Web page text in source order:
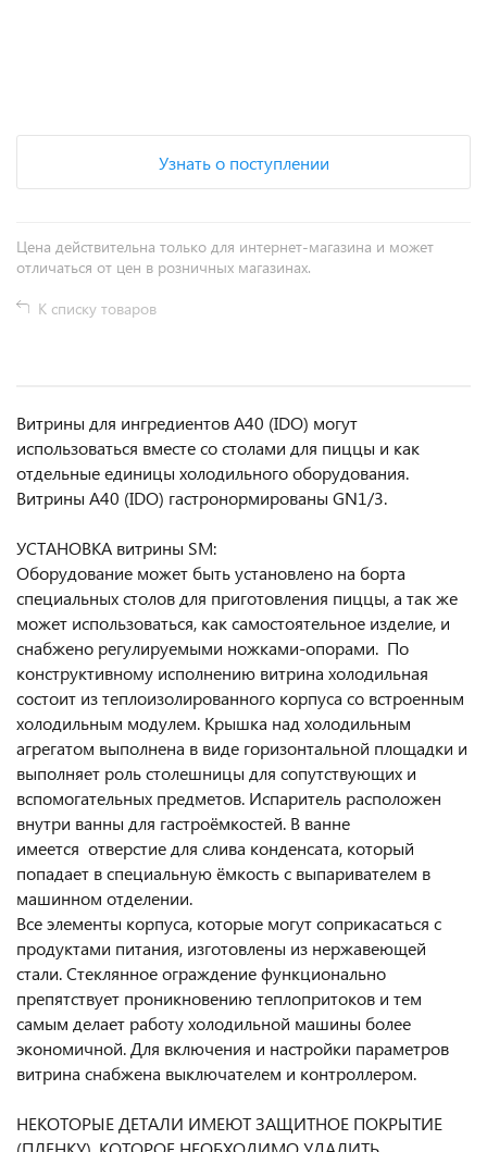
Узнать о поступлении
Цена действительна только для интернет-магазина и может
отличаться от цен в розничных магазинах.
К списку товаров
Витрины для ингредиентов A40 (IDO) могут
использоваться вместе со столами для пиццы и как
отдельные единицы холодильного оборудования.
Витрины A40 (IDO) гастронормированы GN1/3.
УСТАНОВКА витрины SM:
Оборудование может быть установлено на борта
специальных столов для приготовления пиццы, а так же
может использоваться, как самостоятельное изделие, и
снабжено регулируемыми ножками-опорами. По
конструктивному исполнению витрина холодильная
состоит из теплоизолированного корпуса со встроенным
холодильным модулем. Крышка над холодильным
агрегатом выполнена в виде горизонтальной площадки и
выполняет роль столешницы для сопутствующих и
вспомогательных предметов. Испаритель расположен
внутри ванны для гастроёмкостей. В ванне
имеется отверстие для слива конденсата, который
попадает в специальную ёмкость с выпаривателем в
машинном отделении.
Все элементы корпуса, которые могут соприкасаться с
продуктами питания, изготовлены из нержавеющей
стали. Стеклянное ограждение функционально
препятствует проникновению теплопритоков и тем
самым делает работу холодильной машины более
экономичной. Для включения и настройки параметров
витрина снабжена выключателем и контроллером.
НЕКОТОРЫЕ ДЕТАЛИ ИМЕЮТ ЗАЩИТНОЕ ПОКРЫТИЕ